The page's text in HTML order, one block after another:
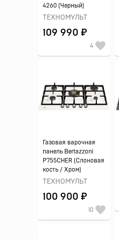
4260 (Черный)
ТЕХНОМУЛЬТ
109 990 ₽
4
Газовая варочная
панель Bertazzoni
P755CHER (Слоновая
кость / Хром)
ТЕХНОМУЛЬТ
100 900 ₽
10